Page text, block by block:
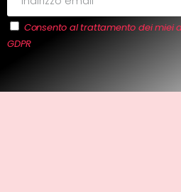
Consento al trattamento dei miei
GDPR